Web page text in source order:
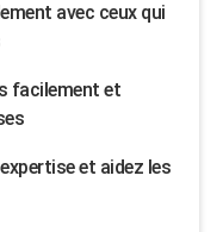
avec ceux qui
facilement et
et aidez les